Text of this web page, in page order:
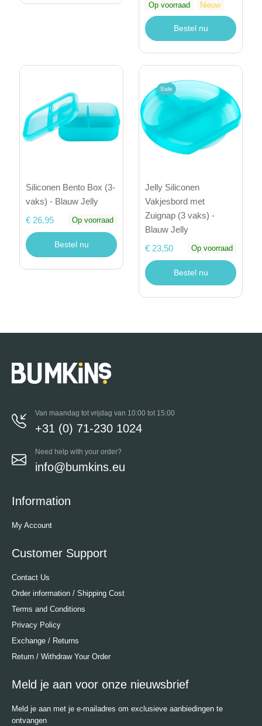
Op voorraad Nieuw
Bestel nu
Siliconen Bento Box (3-
vaks) - Blauw Jelly
€ 26,95
Op voorraad
Bestel nu
Sale
Jelly Siliconen
Vakjesbord met
Zuignap (3 vaks) -
Blauw Jelly
€ 23,50
Op voorraad
Bestel nu
Van maandag tot vrijdag van 10:00 tot 15:00
+31 (0) 71-230 1024
Need help with your order?
info@bumkins.eu
Information
My Account
Customer Support
Contact Us
Order information / Shipping Cost
Terms and Conditions
Privacy Policy
Exchange / Returns
Return / Withdraw Your Order
Meld je aan voor onze nieuwsbrief
Meld je aan met je e-mailadres om exclusieve aanbiedingen te
ontvangen